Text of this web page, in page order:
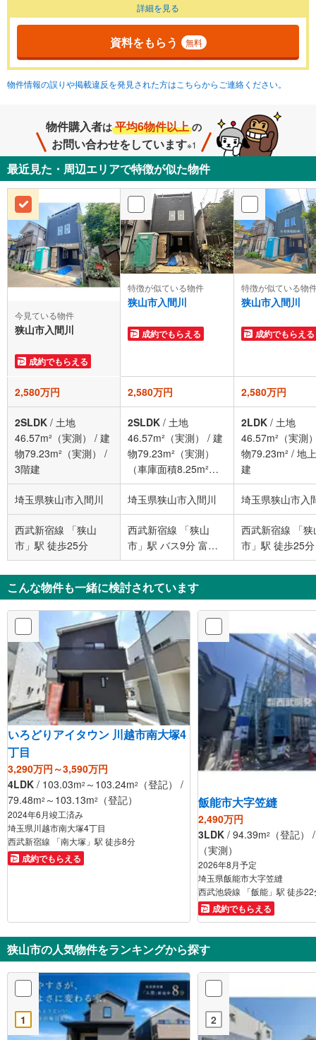
詳細を見る
資料をもらう 無料
物件情報の誤りや掲載違反を発見された方はこちらからご連絡ください。
物件購入者は 平均6物件以上 の
お問い合わせをしています※1
最近見た・周辺エリアで特徴が似た物件
今見ている物件
狭山市入間川
成約でもらえる
特徴が似ている物件
狭山市入間川
成約でもらえる
特徴が似ている物
狭山市入間川
成約でもらえる
2,580万円 2,580万円 2,580万円
2SLDK / 土地
46.57m²（実測）
/ 建
物79.23m²（実測）
/
3階建
2SLDK / 土地
46.57m²（実測）
/ 建
物79.23m²（実測）
（車庫面積8.25m²を
含む）/地上3階建
2LDK / 土地
46.57m²（実測
物79.23m² / 地
建
埼玉県狭山市入間川 埼玉県狭山市入間川 埼玉県狭山市入
西武新宿線 「狭山
市」駅 徒歩25分
西武新宿線 「狭山
市」駅 バス9分 富士
見公民館入口 バス停
下車 徒歩2分
西武新宿線 「狭
市」駅 徒歩25分
こんな物件も一緒に検討されています
いろどりアイタウン 川越市南大塚4
丁目
3,290万円～3,590万円
4LDK / 103.03m2 ～103.24m2
（登記） /
79.48m2 ～103.13m2 （登記）
2024年6月竣工済み
埼玉県川越市南大塚4丁目
西武新宿線 「南大塚」駅 徒歩8分
成約でもらえる
飯能市大字笠縫
2,490万円
3LDK / 94.39m2
（登記
（実測）
2026年8月予定
埼玉県飯能市大字笠縫
西武池袋線 「飯能」駅 徒歩22
成約でもらえる
狭山市の人気物件をランキングから探す
1 2